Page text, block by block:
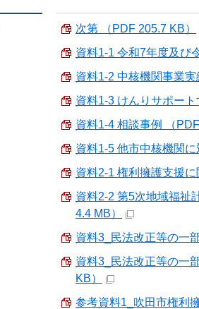
次第 （PDF 205.7 KB）
資料1-1 令和7年度及び
資料1-2 中核機関事業実
資料1-3 けんりサポー
資料1-4 相談事例 （PDF
資料1-5 他市中核機関
資料2-1 権利擁護支援
資料2-2 第5次地域福祉
4.4 MB）
資料3_民法改正等の一
資料3_民法改正等の一
KB）
参考資料1_吹田市権利